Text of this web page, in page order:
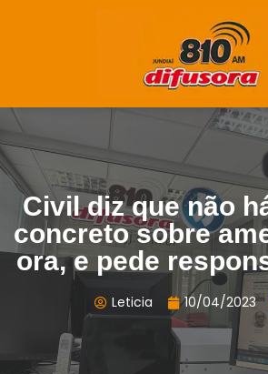
Civil diz que não
concreto sobre
ora, e pede
Leticia 10/04/2023